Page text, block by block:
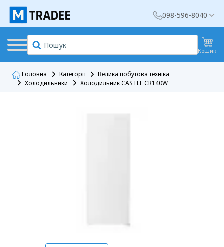
098-596-8040
Кошик
Головна Категорії
Велика побутова техніка
Холодильники
Холодильник CASTLE CR140W